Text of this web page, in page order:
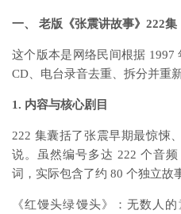
一、 老版《张震讲故事》222
这个版本是网络民间根据 1997
CD、电台录音去重、拆分并重
1. 内容与核心剧目
222 集囊括了张震早期最惊悚
说。虽然编号多达 222 个音
词，实际包含了约 80 个独立故
《红馒头绿馒头》：无数人